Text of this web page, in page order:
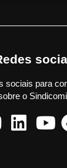
sociais para
o